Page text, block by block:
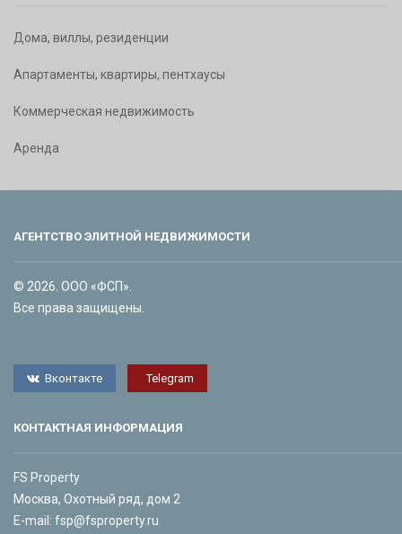
Дома, виллы, резиденции
Апартаменты, квартиры, пентхаусы
Коммерческая недвижимость
Аренда
АГЕНТСТВО ЭЛИТНОЙ НЕДВИЖИМОСТИ
© 2026. ООО «ФСП».
Все права защищены.
Вконтакте Telegram
КОНТАКТНАЯ ИНФОРМАЦИЯ
FS Property
Москва, Охотный ряд, дом 2
E-mail: fsp@fsproperty.ru